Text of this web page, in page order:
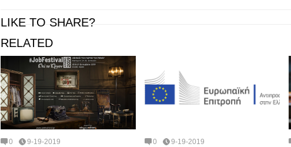
LIKE TO SHARE?
RELATED
0 9-19-2019 0 9-19-2019